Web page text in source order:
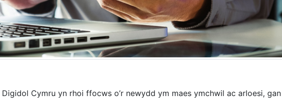
Cymru yn rhoi ffocws o’r newydd ym maes ymchwil ac arloesi, gan